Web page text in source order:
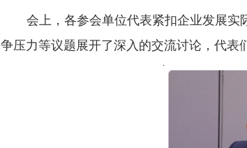
会上，各参会单位代表紧扣企业发展
争压力等议题展开了深入的交流讨论，代表